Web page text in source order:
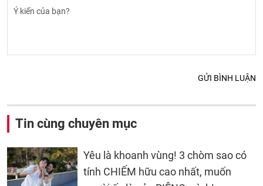
GỬI BÌNH LUẬN
Tin cùng chuyên mục
Yêu là khoanh vùng! 3 chòm sao có
tính CHIẾM hữu cao nhất, muốn